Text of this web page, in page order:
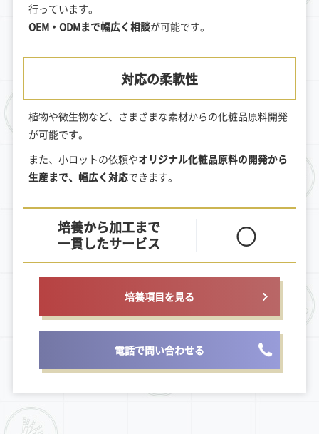
行っています。
OEM・ODMまで幅広く相談が可能です。
対応の柔軟性
植物や微生物など、さまざまな素材からの化粧品原料開発
が可能です。
また、小ロットの依頼やオリジナル化粧品原料の開発から
生産まで、幅広く対応できます。
培養から加工まで
一貫したサービス
〇
培養項目を見る
電話で問い合わせる